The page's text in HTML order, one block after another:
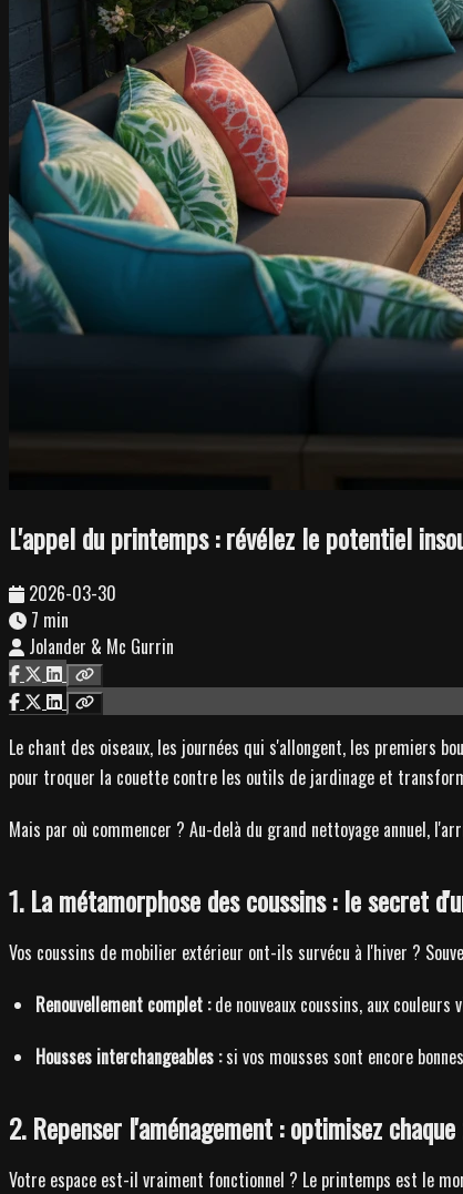
L'appel du printemps : révélez le potentiel
2026-03-30
7 min
Jolander & Mc Gurrin
Le chant des oiseaux, les journées qui s'allongent, les premiers
pour troquer la couette contre les outils de jardinage et
Mais par où commencer ? Au-delà du grand nettoyage annuel,
1. La métamorphose des coussins : le secret
Vos coussins de mobilier extérieur ont-ils survécu à l'hiver ?
Renouvellement complet :de nouveaux coussins, aux
Housses interchangeables :si vos mousses sont encore
2. Repenser l'aménagement : optimisez chaque
Votre espace est-il vraiment fonctionnel ? Le printemps est le